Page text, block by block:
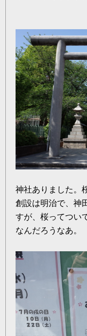
神社ありました。
創設は明治で、神
すが、桜ってつい
なんだろうなあ。